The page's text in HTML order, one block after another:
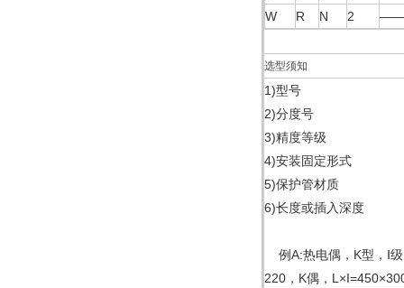
W
R N 2 ——
选型须知
1)型号
2)分度号
3)精度等级
4)安装固定形式
5)保护管材质
6)长度或插入深度
例A:热电偶，K型，Ⅰ
220，K偶，